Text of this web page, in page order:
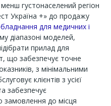
густонаселений регіон
Україна +» до продажу
для медичних і
діапазоні моделей,
прилад для
що забезпечує точне
з мінімальними
клієнтів з усієї
забезпечує
до місця